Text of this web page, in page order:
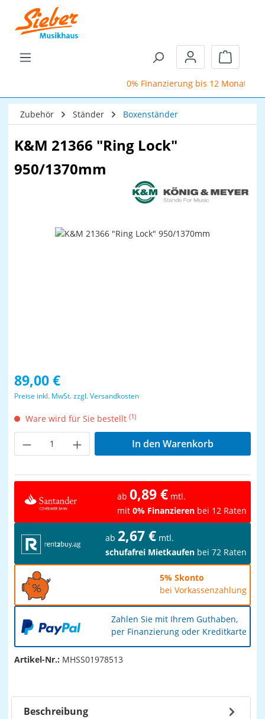
Zum Hauptinhalt springen
0% Finanzierung bis 12 Monate
Zubehör Ständer Boxenständer
K&M 21366 "Ring Lock"
950/1370mm
Bildergalerie überspringen
Regulärer Preis:
89,00 €
Preise inkl. MwSt. zzgl. Versandkosten
Ware wird für Sie bestellt (1)
Produkt Anzahl: Gib den gewünschten
In den Warenkorb
ab 0,89 € mtl.
mit 0% Finanzieren bei 12 Raten
ab 2,67 € mtl.
schufafrei Mietkaufen bei 72 Raten
5% Skonto
bei Vorkassenzahlung
Zahlen Sie mit Ihrem Guthaben,
per Finanzierung oder Kreditkarte
Artikel-Nr.: MHSS01978513
Beschreibung